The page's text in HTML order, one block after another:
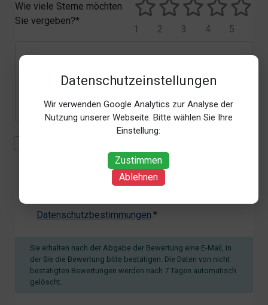
Datenschutzeinstellungen
Wir verwenden Google Analytics zur Analyse der
Nutzung unserer Webseite. Bitte wählen Sie Ihre
Einstellung:
Zustimmen
Ablehnen
Wie viele Sterne möchten
Sie vergeben?*
5
4
3
2
1
personenbezogenen Daten (Angaben, Datum und
Uhrzeit der Bewertungsabgabe, Referrer-URL) zum
Zweck der Bewertung erkläre ich mich
Datenschutzbestimmungen.*
Sie erhalten nach der Abgabe der Bewertung eine E-Mail, in
der Sie die Bewertung bitte bestätigen. Die Daten von nicht
bestätigten Bewertungen werden nach 7 Tagen automatisch
gelöscht.